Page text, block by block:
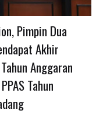
Pimpin Dua
Akhir
Anggaran
Tahun